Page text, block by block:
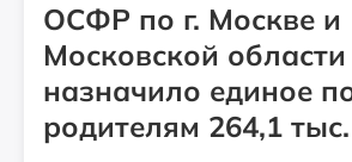
ОСФР по г. Москве и
Московской области
назначило единое
родителям 264,1